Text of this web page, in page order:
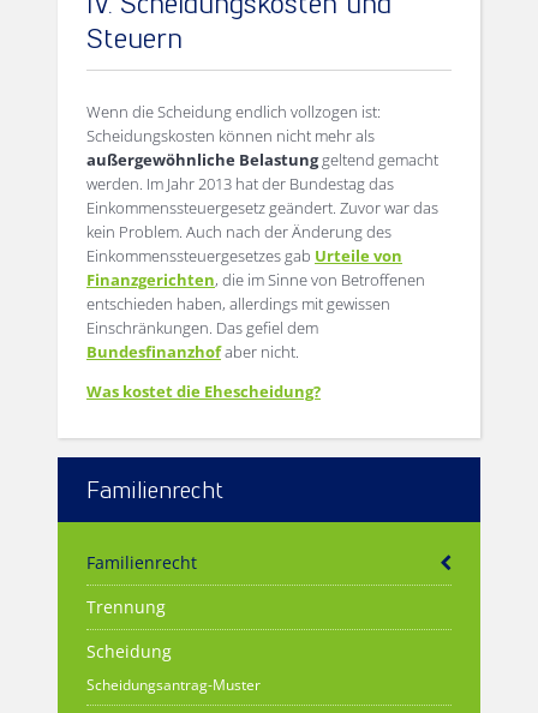
Steuern
Wenn die Scheidung endlich vollzogen ist:
Scheidungskosten können nicht mehr als
außergewöhnliche Belastunggeltend gemacht
werden. Im Jahr 2013 hat der Bundestag das
Einkommenssteuergesetz geändert. Zuvor war das
kein Problem. Auch nach der Änderung des
Einkommenssteuergesetzes gab Urteile von
Finanzgerichten, die im Sinne von Betroffenen
entschieden haben, allerdings mit gewissen
Einschränkungen. Das gefiel dem
Bundesfinanzhofaber nicht.
Was kostet die Ehescheidung?
Familienrecht
Familienrecht
Trennung
Scheidung
Scheidungsantrag-Muster